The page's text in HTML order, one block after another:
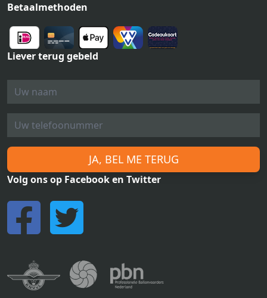
Betaalmethoden
Liever terug gebeld
JA, BEL ME TERUG
Volg ons op Facebook en Twitter